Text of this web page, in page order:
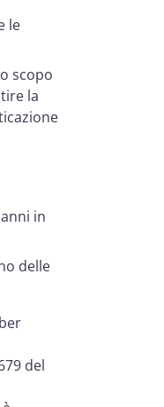
le
scopo
la
in
delle
del